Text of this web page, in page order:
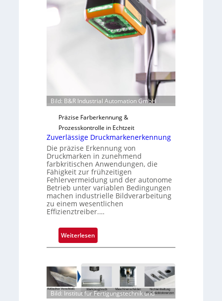
H
a
i
u
t
F
n
a
u
Bild: B&R Industrial Automation GmbH
Präzise Farberkennung &
Prozesskontrolle in Echtzeit
Zuverlässige Druckmarkenerkennung
Die präzise Erkennung von
Druckmarken in zunehmend
farbkritischen Anwendungen, die
Fähigkeit zur frühzeitigen
Fehlervermeidung und der autonome
Betrieb unter variablen Bedingungen
machen industrielle Bildverarbeitung
zu einem wesentlichen
Effizienztreiber.…
Weiterlesen:
Z
v
r
l
Bild: Institut für Fertigungstechnik und